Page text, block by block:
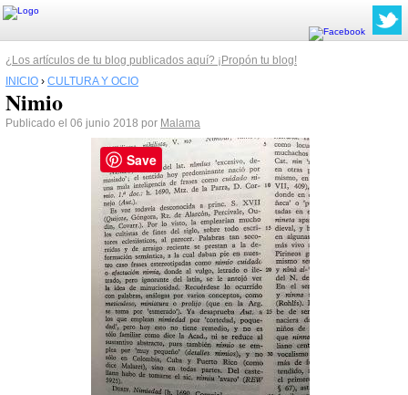
¿Los artículos de tu blog publicados aquí? ¡Propón tu blog!
INICIO › CULTURA Y OCIO
Nimio
Publicado el 06 junio 2018 por Malama
Save